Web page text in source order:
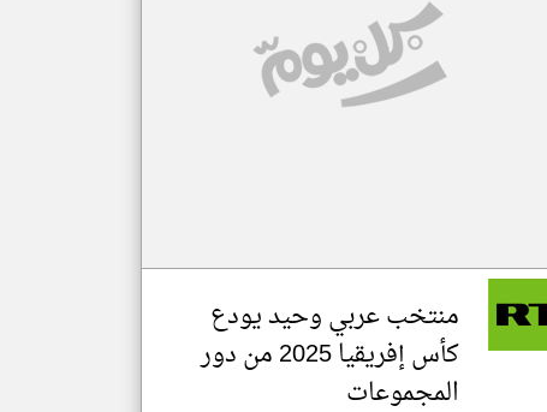
منتخب عربي وحيد يودع
كأس إفريقيا 2025 من دور
المجموعات